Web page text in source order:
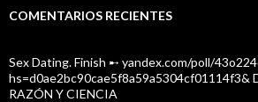
COMENTARIOS RECIENTES
Sex Dating. Finish ➸ yandex.com/poll/
hs=d0ae2bc90cae5f8a59a5304cf01114f3&
RAZÓN Y CIENCIA